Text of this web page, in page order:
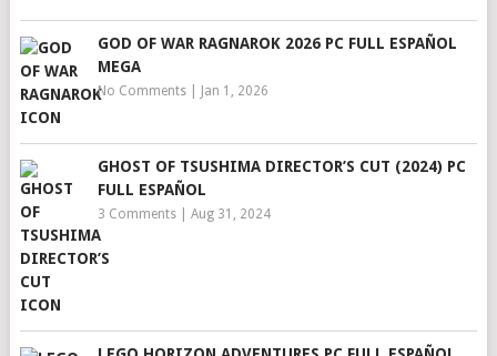
GOD OF WAR RAGNAROK 2026 PC FULL ESPAÑOL
MEGA
No Comments| Jan 1, 2026
GHOST OF TSUSHIMA DIRECTOR’S CUT (2024) PC
FULL ESPAÑOL
3 Comments| Aug 31, 2024